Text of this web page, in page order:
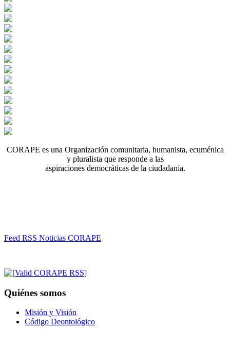
CORAPE es una Organización comunitaria, humanista, ecuménica
y pluralista que responde a las
aspiraciones democráticas de la ciudadanía.
Feed RSS Noticias CORAPE
Quiénes somos
Misión y Visión
Código Deontológico